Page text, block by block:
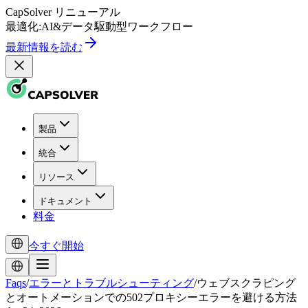
CapSolver リニューアル
最適化:AI&データ駆動型ワークフロー
最新情報を読む
製品
統合
リソース
ドキュメント
料金
今すぐ開始
Faqs/エラーとトラブルシューティング/ウェブスクラピング
とオートメーションでの502プロキシーエラーを避ける方法